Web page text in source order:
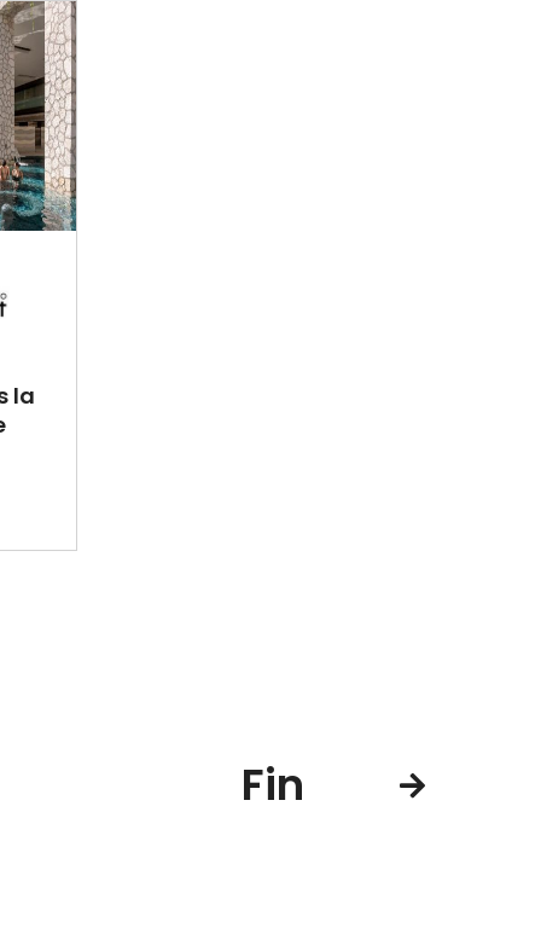
la
Fin